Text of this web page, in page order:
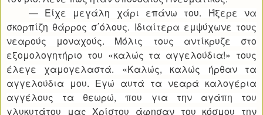
— Είχε μεγάλη χάρι επάνω του. Ήξερε να
σκορπίζη θάρρος σ΄όλους. Ιδιαίτερα εμψύχωνε τους
νεαρούς μοναχούς. Μόλις τους αντίκρυζε στο
εξομολογητήριο του «καλώς τα αγγελούδια!» τους
έλεγε χαμογελαστά. «Καλώς, καλώς ήρθαν τα
αγγελούδια μου. Εγώ αυτά τα νεαρά καλογέρια
αγγέλους τα θεωρώ, που για την αγάπη του
γλυκυτάτου μας Χρίστου άφησαν του κόσμου την